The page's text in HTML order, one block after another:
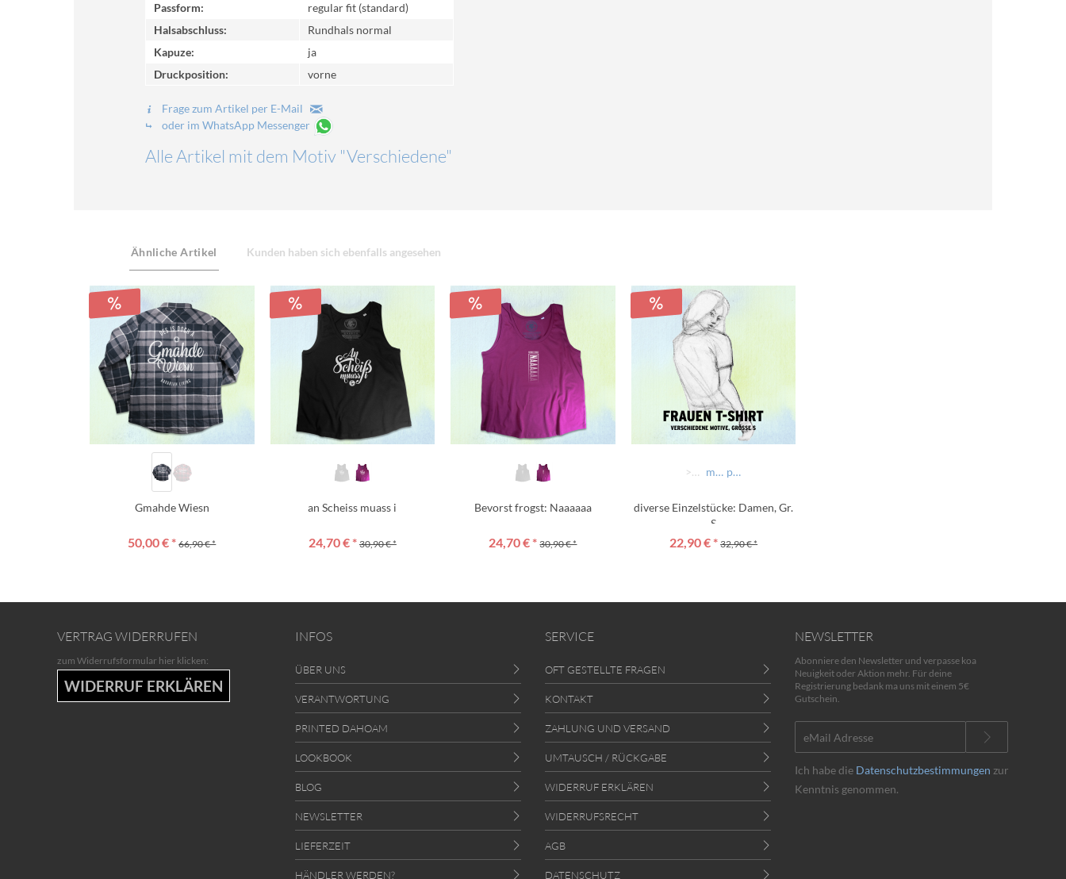
Passform:
regular fit (standard)
Halsabschluss:
Rundhals normal
Kapuze:
ja
Druckposition:
vorne
Frage zum Artikel per E-Mail
oder im WhatsApp Messenger
Alle Artikel mit dem Motiv "Verschiedene"
Ähnliche Artikel Kunden haben sich ebenfalls angesehen
Gmahde Wiesn
50,00 € * 66,90 € *
an Scheiss muass i
24,70 € * 30,90 € *
Bevorst frogst: Naaaaaa
24,70 € * 30,90 € *
>>>> AUSWÄHLEN >>>> marine: Nur ned hudln pink: Autonarrat
diverse Einzelstücke: Damen, Gr.
S
22,90 € * 32,90 € *
VERTRAG WIDERRUFEN
zum Widerrufsformular hier klicken:
WIDERRUF ERKLÄREN
INFOS
ÜBER UNS
VERANTWORTUNG
PRINTED DAHOAM
LOOKBOOK
BLOG
NEWSLETTER
LIEFERZEIT
HÄNDLER WERDEN?
SERVICE
OFT GESTELLTE FRAGEN
KONTAKT
ZAHLUNG UND VERSAND
UMTAUSCH / RÜCKGABE
WIDERRUF ERKLÄREN
WIDERRUFSRECHT
AGB
DATENSCHUTZ
NEWSLETTER
Abonniere den Newsletter und verpasse koa
Neuigkeit oder Aktion mehr. Für deine
Registrierung bedank ma uns mit einem 5€
Gutschein.
Ich habe die Datenschutzbestimmungen zur
Kenntnis genommen.